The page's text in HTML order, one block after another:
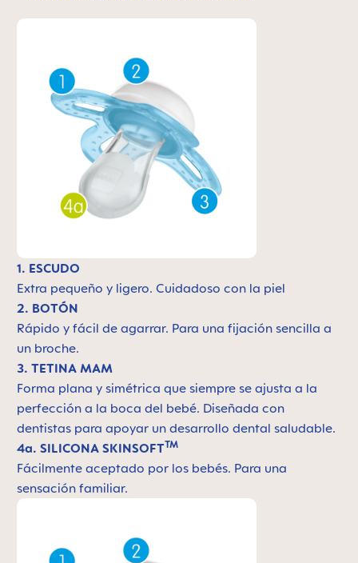
1. ESCUDO
Extra pequeño y ligero. Cuidadoso con la piel
2. BOTÓN
Rápido y fácil de agarrar. Para una fijación sencilla a
un broche.
3. TETINA MAM
Forma plana y simétrica que siempre se ajusta a la
perfección a la boca del bebé. Diseñada con
dentistas para apoyar un desarrollo dental saludable.
4a. SILICONA SKINSOFTTM
Fácilmente aceptado por los bebés. Para una
sensación familiar.